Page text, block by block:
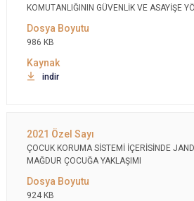
KOMUTANLIĞININ GÜVENLİK VE ASAYİŞE
986 KB
indir
ÇOCUK KORUMA SİSTEMİ İÇERİSİNDE
MAĞDUR ÇOCUĞA YAKLAŞIMI
924 KB